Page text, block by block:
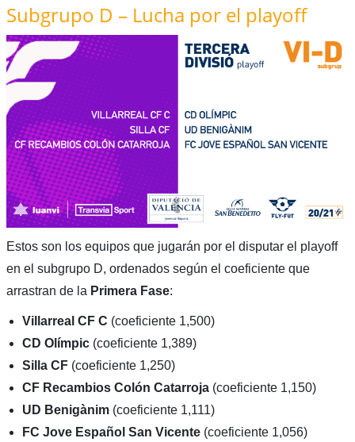
Subgrupo D – Lucha por el playoff
Estos son los equipos que jugarán por el disputar el playoff
en el subgrupo D, ordenados según el coeficiente que
arrastran de la Primera Fase:
Villarreal CF C (coeficiente 1,500)
CD Olímpic(coeficiente 1,389)
Silla CF(coeficiente 1,250)
CF Recambios Colón Catarroja(coeficiente 1,150)
UD Benigànim(coeficiente 1,111)
FC Jove Español San Vicente(coeficiente 1,056)